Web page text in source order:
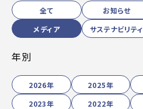
全て お知らせ
メディア
サステナビリティ
年別
2026年 2025年
2023年
2022年